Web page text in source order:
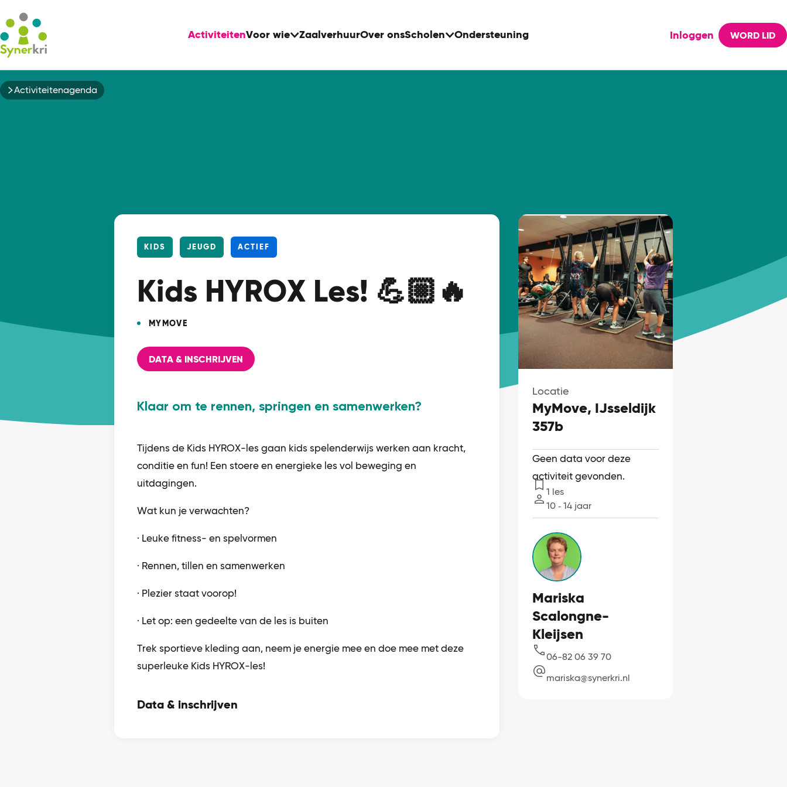
ActiviteitenVoor wie ZaalverhuurOver onsScholen Ondersteuning Inloggen WORD LID
Kruimelpad
Activiteitenagenda
KIDS JEUGD ACTIEF
Kids HYROX Les! 💪🏼🔥
MYMOVE
DATA & INSCHRIJVEN
Klaar om te rennen, springen en samenwerken?
Tijdens de Kids HYROX-les gaan kids spelenderwijs werken aan kracht,
conditie en fun! Een stoere en energieke les vol beweging en
uitdagingen.
Wat kun je verwachten?
· Leuke fitness- en spelvormen
· Rennen, tillen en samenwerken
· Plezier staat voorop!
· Let op: een gedeelte van de les is buiten
Trek sportieve kleding aan, neem je energie mee en doe mee met deze
superleuke Kids HYROX-les!
Data & inschrijven
Locatie
MyMove, IJsseldijk
357b
Geen data voor deze
activiteit gevonden.
Lessen
1 les
Leeftijd
10 ‐ 14 jaar
Mariska
Scalongne-
Kleijsen
06-82 06 39 70
mariska@synerkri.nl